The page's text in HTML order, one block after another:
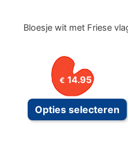
Bloesje wit met Friese
€ 14.95
Opties selecteren